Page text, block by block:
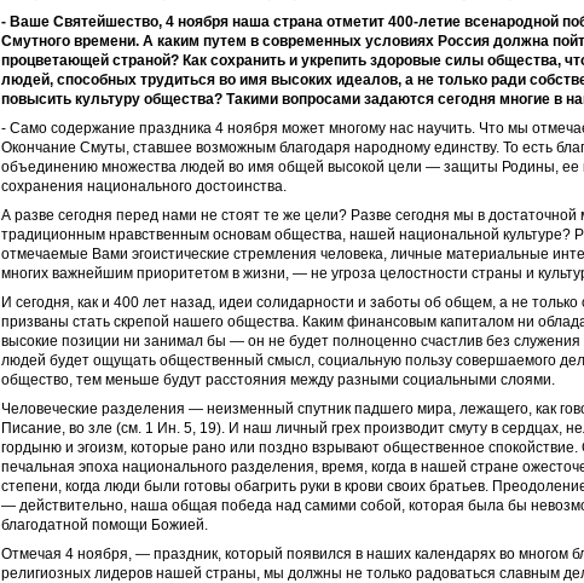
- Ваше Святейшество, 4 ноября наша страна отметит 400-летие всенародной
Смутного времени. А каким путем в современных условиях Россия должна
процветающей страной? Как сохранить и укрепить здоровые силы общества,
людей, способных трудиться во имя высоких идеалов, а не только ради
повысить культуру общества? Такими вопросами задаются сегодня многие в
- Само содержание праздника 4 ноября может многому нас научить. Что мы
Окончание Смуты, ставшее возможным благодаря народному единству. То есть
объединению множества людей во имя общей высокой цели — защиты Родины, ее
сохранения национального достоинства.
А разве сегодня перед нами не стоят те же цели? Разве сегодня мы в
традиционным нравственным основам общества, нашей национальной культуре?
отмечаемые Вами эгоистические стремления человека, личные материальные
многих важнейшим приоритетом в жизни, — не угроза целостности страны и
И сегодня, как и 400 лет назад, идеи солидарности и заботы об общем, а не только
призваны стать скрепой нашего общества. Каким финансовым капиталом ни
высокие позиции ни занимал бы — он не будет полноценно счастлив без
людей будет ощущать общественный смысл, социальную пользу совершаемого
общество, тем меньше будут расстояния между разными социальными слоями.
Человеческие разделения — неизменный спутник падшего мира, лежащего, как
Писание, во зле (см. 1 Ин. 5, 19). И наш личный грех производит смуту в сердцах,
гордыню и эгоизм, которые рано или поздно взрывают общественное
печальная эпоха национального разделения, время, когда в нашей стране
степени, когда люди были готовы обагрить руки в крови своих братьев.
— действительно, наша общая победа над самими собой, которая была бы
благодатной помощи Божией.
Отмечая 4 ноября, — праздник, который появился в наших календарях во многом
религиозных лидеров нашей страны, мы должны не только радоваться славным